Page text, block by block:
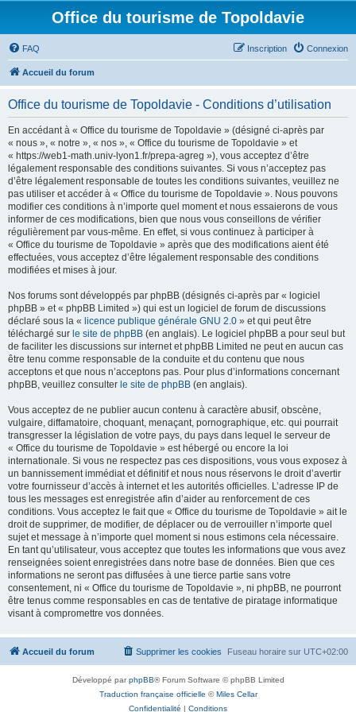
Office du tourisme de Topoldavie
FAQ Connexion
Inscription
Accueil du forum
Office du tourisme de Topoldavie - Conditions d’utilisation
En accédant à « Office du tourisme de Topoldavie » (désigné ci-après par
« nous », « notre », « nos », « Office du tourisme de Topoldavie » et
« https://web1-math.univ-lyon1.fr/prepa-agreg »), vous acceptez d’être
légalement responsable des conditions suivantes. Si vous n’acceptez pas
d’être légalement responsable de toutes les conditions suivantes, veuillez ne
pas utiliser et accéder à « Office du tourisme de Topoldavie ». Nous pouvons
modifier ces conditions à n’importe quel moment et nous essaierons de vous
informer de ces modifications, bien que nous vous conseillons de vérifier
régulièrement par vous-même. En effet, si vous continuez à participer à
« Office du tourisme de Topoldavie » après que des modifications aient été
effectuées, vous acceptez d’être légalement responsable des conditions
modifiées et mises à jour.
Nos forums sont développés par phpBB (désignés ci-après par « logiciel
phpBB » et « phpBB Limited ») qui est un logiciel de forum de discussions
déclaré sous la « licence publique générale GNU 2.0 » et qui peut être
téléchargé sur le site de phpBB (en anglais). Le logiciel phpBB a pour seul but
de faciliter les discussions sur internet et phpBB Limited ne peut en aucun cas
être tenu comme responsable de la conduite et du contenu que nous
acceptons et que nous n’acceptons pas. Pour plus d’informations concernant
phpBB, veuillez consulter le site de phpBB (en anglais).
Vous acceptez de ne publier aucun contenu à caractère abusif, obscène,
vulgaire, diffamatoire, choquant, menaçant, pornographique, etc. qui pourrait
transgresser la législation de votre pays, du pays dans lequel le serveur de
« Office du tourisme de Topoldavie » est hébergé ou encore la loi
internationale. Si vous ne respectez pas ces dispositions, vous vous exposez à
un bannissement immédiat et définitif et nous nous réservons le droit d’avertir
votre fournisseur d’accès à internet et les autorités officielles. L’adresse IP de
tous les messages est enregistrée afin d’aider au renforcement de ces
conditions. Vous acceptez le fait que « Office du tourisme de Topoldavie » ait le
droit de supprimer, de modifier, de déplacer ou de verrouiller n’importe quel
sujet et message à n’importe quel moment si nous estimons cela nécessaire.
En tant qu’utilisateur, vous acceptez que toutes les informations que vous avez
renseignées soient enregistrées dans notre base de données. Bien que ces
informations ne seront pas diffusées à une tierce partie sans votre
consentement, ni « Office du tourisme de Topoldavie », ni phpBB, ne pourront
être tenus comme responsables en cas de tentative de piratage informatique
visant à compromettre vos données.
Accueil du forum Fuseau horaire sur UTC+02:00
Supprimer les cookies
Développé parphpBB® Forum Software © phpBB Limited
Traduction française officielle ©Miles Cellar
Confidentialité | Conditions